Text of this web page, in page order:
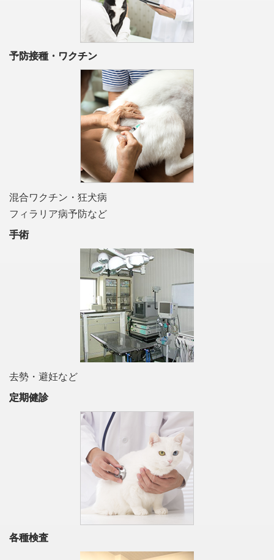
予防接種・ワクチン
混合ワクチン・狂犬病
フィラリア病予防など
手術
去勢・避妊など
定期健診
各種検査